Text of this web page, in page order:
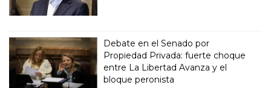
Debate en el Senado por
Propiedad Privada: fuerte choque
entre La Libertad Avanza y el
bloque peronista